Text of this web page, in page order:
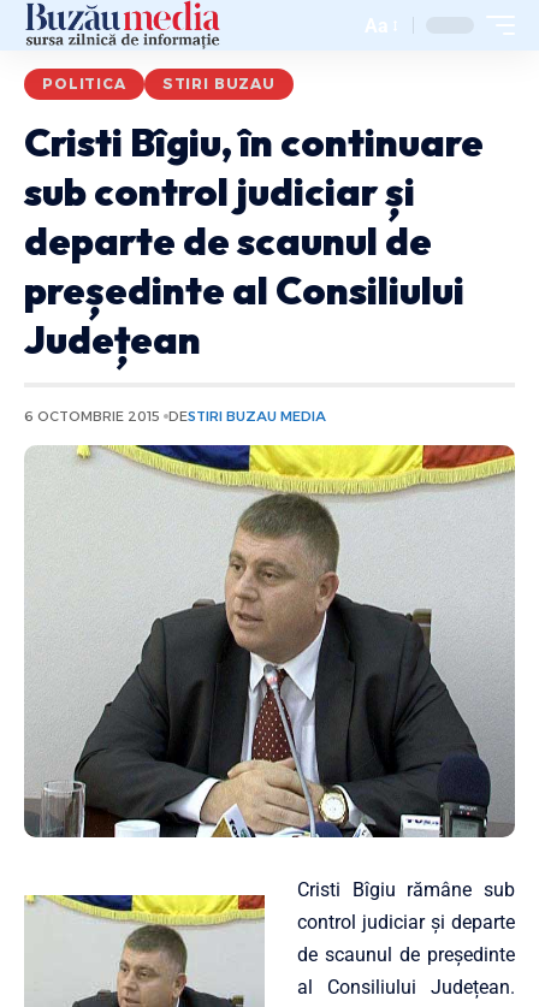
Aa
POLITICA STIRI BUZAU
Cristi Bîgiu, în continuare
sub control judiciar și
departe de scaunul de
președinte al Consiliului
Județean
6 OCTOMBRIE 2015 DESTIRI BUZAU MEDIA
Cristi Bîgiu rămâne sub
control judiciar și departe
de scaunul de președinte
al Consiliului Județean.